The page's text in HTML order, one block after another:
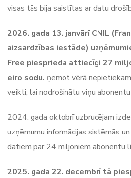
visas tās bija saistītas ar datu
2026. gada 13. janvārī CNIL
aizsardzības iestāde)
Free piesprieda attiecīgi 27
eiro sodu. ņemot vērā
veikti, lai nodrošinātu viņu
2024. gada oktobrī uzbrucējam
uzņēmumu informācijas sistēmās
datiem par 24 miljoniem abonentu
2025. gada 22. decembrī tā